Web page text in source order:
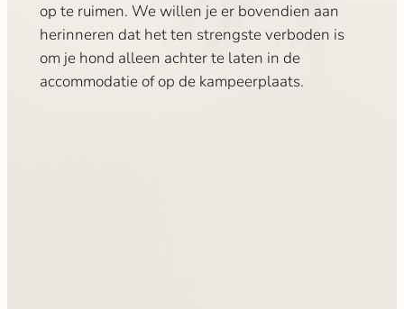
op te ruimen. We willen je er bovendien aan
herinneren dat het ten strengste verboden is
om je hond alleen achter te laten in de
accommodatie of op de kampeerplaats.